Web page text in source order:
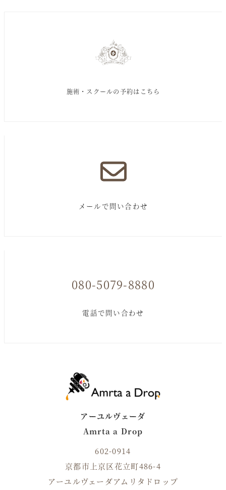
施術・スクールの予約はこちら
メールで問い合わせ
080-5079-8880
電話で問い合わせ
アーユルヴェーダ
Amrta a Drop
602-0914
京都市上京区花立町486-4
アーユルヴェーダアムリタドロップ